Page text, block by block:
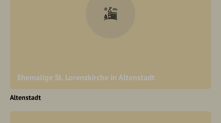
Ehemalige St. Lorenzkirche in Altenstadt
Altenstadt